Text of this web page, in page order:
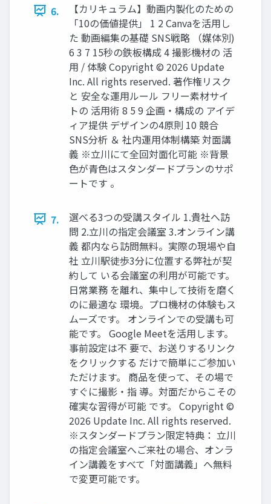
6.
【カリキュラム】動画内製化のための
「10の価値提供」 1 2 Canvaを活用し
た 動画編集の基礎 SNS戦略 （媒体別)
6 3 7 15秒の鉄板構成 4 撮影機材の 活
用 / 体験 Copyright © 2026 Update
Inc. All rights reserved. 著作権リスク
と 安全な運用ルール フリー素材サイ
トの 活用術 8 5 9 企画・構成の アイデ
ィア提供 デザインの4原則 10 競合
SNS分析 ＆ 社内運用体制構築 対面講
義 ※立川にて全回対面化可能 ※背景
色が青色はスタンダードプランのサポ
ートです 。
7.
選べる3つの受講スタイル 1.貴社へ訪
問 2.立川の指定会議室 3.オンライン講
義 都内なら訪問無料。実際の現場や自
社 立川駅徒歩3分に位置する弊社が契
約して いる会議室の利用が可能です。
日常業務 を離れ、集中して技術を磨く
のに最適な 環境。プロ機材の体験もス
ムーズです。 オンラインでの受講も可
能です。 Google Meetを活用します。
事前設定は不 要で、お送りするリンク
をクリックする だけで簡単にご参加い
ただけます。 商品を使って、その場で
すぐに撮影・指 導。対面だからこその
確実な習得が可能 です。 Copyright ©
2026 Update Inc. All rights reserved.
※スタンダードプラン限定特典： 立川
の指定会議室へご来社の場合、オンラ
イン講義をすべて「対面講義」へ無料
で変更可能です。